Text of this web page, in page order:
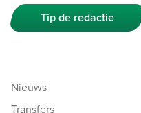
Tip de redactie
Nieuws
Transfers